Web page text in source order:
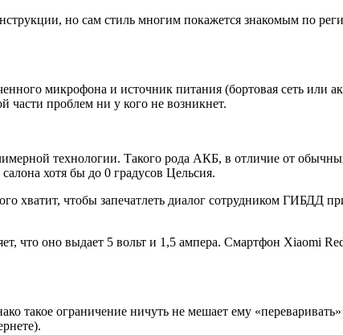
но сам стиль многим покажется знакомым по
микрофона и источник питания (бортовая сеть или
части проблем ни у кого не возникнет.
технологии. Такого рода АКБ, в отличие от
хотя бы до 0 градусов Цельсия.
хватит, чтобы запечатлеть диалог сотрудником ГИБДД
что оно выдает 5 вольт и 1,5 ампера. Смартфон Xiaomi
такое ограничение ничуть не мешает ему